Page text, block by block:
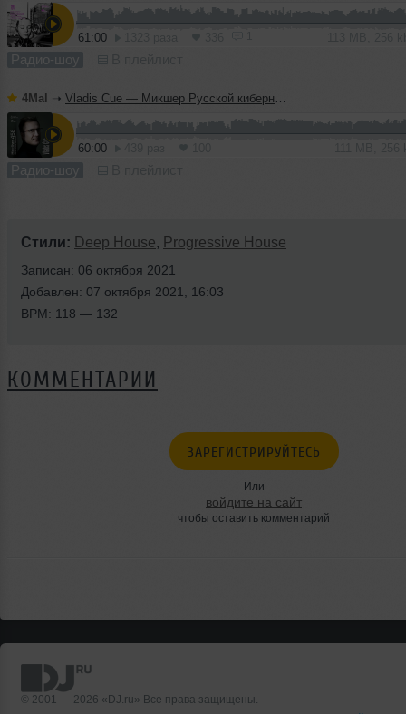
61:00
Радио-шоу
4Mal ➝ Vladis Cue — Микшер Русской кибернетики 458 с Евгением Сваловым (4Mal) и Александром Киреевым (08.07.2026)
60:00
Радио-шоу
Стили: Deep House, Progressive House
Записан: 06 октября 2021
Добавлен: 07 октября 2021, 16:03
BPM: 118 — 132
КОММЕНТАРИИ
ЗАРЕГИСТРИРУЙТЕСЬ
Или
войдите на сайт
чтобы оставить комментарий
© 2001 — 2026 «DJ.ru» Все права защищены.